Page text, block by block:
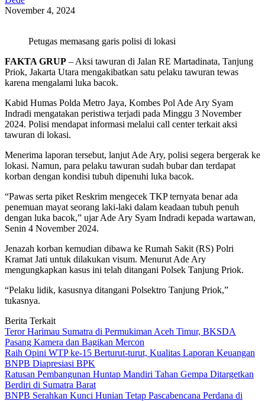
November 4, 2024
Petugas memasang garis polisi di lokasi
FAKTA GRUP – Aksi tawuran di Jalan RE Martadinata, Tanjung
Priok, Jakarta Utara mengakibatkan satu pelaku tawuran tewas
karena mengalami luka bacok.
Kabid Humas Polda Metro Jaya, Kombes Pol Ade Ary Syam
Indradi mengatakan peristiwa terjadi pada Minggu 3 November
2024. Polisi mendapat informasi melalui call center terkait aksi
tawuran di lokasi.
Menerima laporan tersebut, lanjut Ade Ary, polisi segera bergerak ke
lokasi. Namun, para pelaku tawuran sudah bubar dan terdapat
korban dengan kondisi tubuh dipenuhi luka bacok.
“Pawas serta piket Reskrim mengecek TKP ternyata benar ada
penemuan mayat seorang laki-laki dalam keadaan tubuh penuh
dengan luka bacok,” ujar Ade Ary Syam Indradi kepada wartawan,
Senin 4 November 2024.
Jenazah korban kemudian dibawa ke Rumah Sakit (RS) Polri
Kramat Jati untuk dilakukan visum. Menurut Ade Ary
mengungkapkan kasus ini telah ditangani Polsek Tanjung Priok.
“Pelaku lidik, kasusnya ditangani Polsektro Tanjung Priok,”
tukasnya.
Berita Terkait
Teror Harimau Sumatra di Permukiman Aceh Timur, BKSDA
Pasang Kamera dan Bagikan Mercon
Raih Opini WTP ke-15 Berturut-turut, Kualitas Laporan Keuangan
BNPB Diapresiasi BPK
Ratusan Pembangunan Huntap Mandiri Tahan Gempa Ditargetkan
Berdiri di Sumatra Barat
BNPB Serahkan Kunci Hunian Tetap Pascabencana Perdana di